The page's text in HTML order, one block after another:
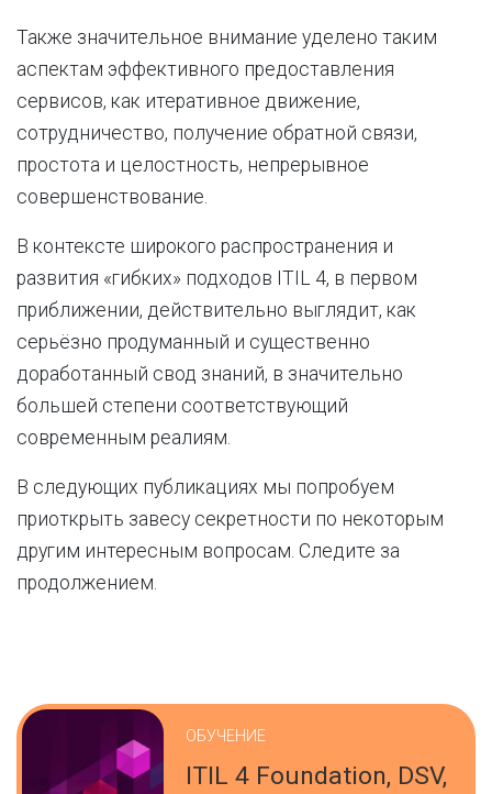
Также значительное внимание уделено таким
аспектам эффективного предоставления
сервисов, как итеративное движение,
сотрудничество, получение обратной связи,
простота и целостность, непрерывное
совершенствование.
В контексте широкого распространения и
развития «гибких» подходов ITIL 4, в первом
приближении, действительно выглядит, как
серьёзно продуманный и существенно
доработанный свод знаний, в значительно
большей степени соответствующий
современным реалиям.
В следующих публикациях мы попробуем
приоткрыть завесу секретности по некоторым
другим интересным вопросам. Следите за
продолжением.
ОБУЧЕНИЕ
ITIL 4 Foundation, DSV,